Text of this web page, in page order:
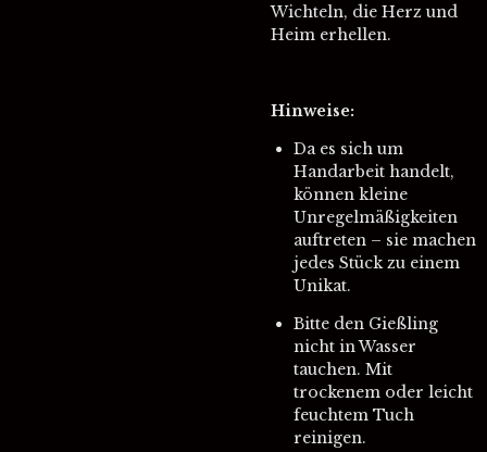
Wichteln, die Herz und
Heim erhellen.
Hinweise:
Da es sich um
Handarbeit handelt,
können kleine
Unregelmäßigkeiten
auftreten – sie machen
jedes Stück zu einem
Unikat.
Bitte den Gießling
nicht in Wasser
tauchen. Mit
trockenem oder leicht
feuchtem Tuch
reinigen.